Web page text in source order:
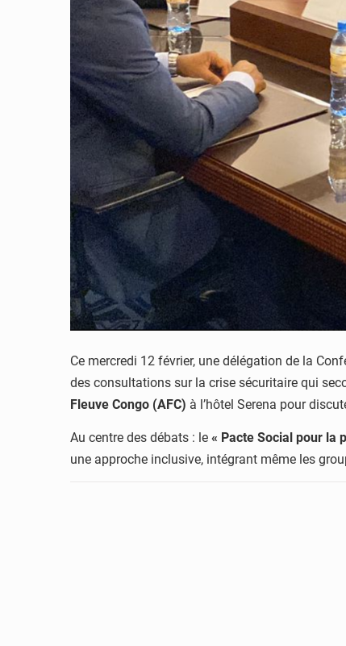
Ce mercredi 12 février, une délégation de la
des consultations sur la crise sécuritaire qui
Fleuve Congo (AFC) à l’hôtel Serena pour
Au centre des débats : le « Pacte Social pour la
une approche inclusive, intégrant même les